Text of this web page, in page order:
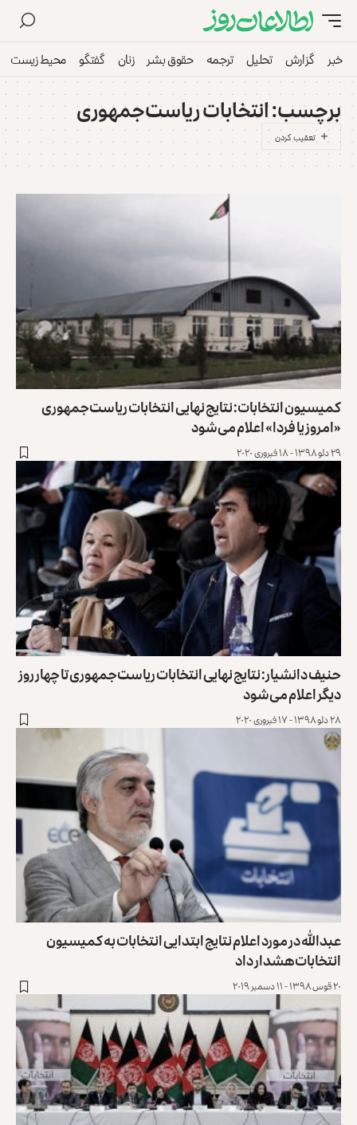
خبر گزارش تحلیل ترجمه حقوق بشر زنان گفتگو محیط زیست
برچسب:انتخابات ریاست‌جمهوری
کمیسیون انتخابات: نتایج نهایی انتخابات ریاست‌جمهوری
«امروز یا فردا» اعلام می‌شود
۲۹ دلو ۱۳۹۸ - ۱۸ فبروری ۲۰۲۰
حنیف دانشیار: نتایج نهایی انتخابات ریاست‌جمهوری تا چهار روز
دیگر اعلام می‌شود
۲۸ دلو ۱۳۹۸ - ۱۷ فبروری ۲۰۲۰
عبدالله در مورد اعلام نتایج ابتدایی انتخابات به کمیسیون
انتخابات هشدار داد
۲۰ قوس ۱۳۹۸ - ۱۱ دسمبر ۲۰۱۹